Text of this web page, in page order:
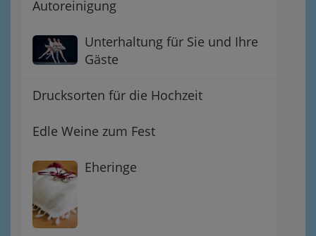
Autoreinigung
Unterhaltung für Sie und Ihre
Gäste
Drucksorten für die Hochzeit
Edle Weine zum Fest
Eheringe